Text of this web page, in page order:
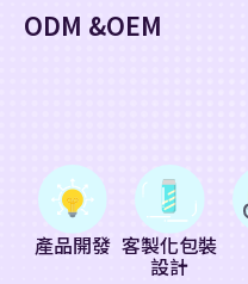
ODM &OEM
產品開發 客製化包裝
設計